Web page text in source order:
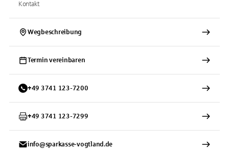
Kontakt
Wegbeschreibung
Termin vereinbaren
+49 3741 123-7200
+49 3741 123-7299
info@sparkasse-vogtland.de